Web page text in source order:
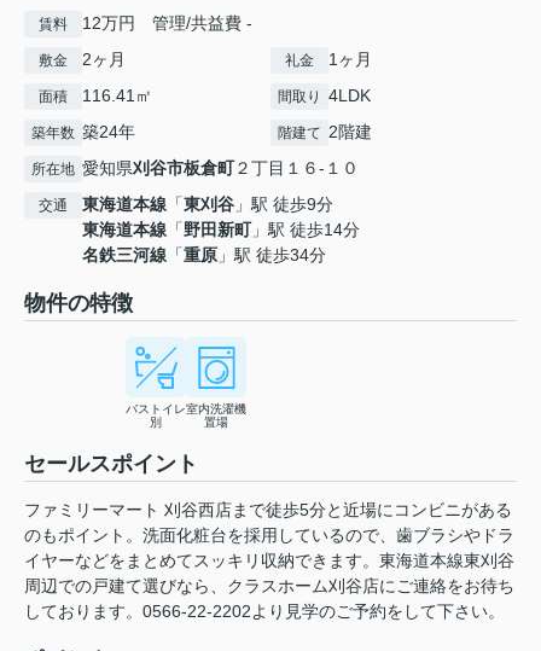
賃料 12万円 管理/共益費 -
敷金 2ヶ月 礼金 1ヶ月
面積 116.41㎡ 間取り 4LDK
築年数 築24年 階建て 2階建
所在地 愛知県刈谷市板倉町２丁目１６-１０
交通 東海道本線 「東刈谷 」駅 徒歩9分
東海道本線 「野田新町」駅 徒歩14分
名鉄三河線 「重原 」駅 徒歩34分
物件の特徴
バストイレ
別
室内洗濯機
置場
セールスポイント
ファミリーマート 刈谷西店まで徒歩5分と近場にコンビニがある
のもポイント。洗面化粧台を採用しているので、歯ブラシやドラ
イヤーなどをまとめてスッキリ収納できます。東海道本線東刈谷
周辺での戸建て選びなら、クラスホーム刈谷店にご連絡をお待ち
しております。0566-22-2202より見学のご予約をして下さい。